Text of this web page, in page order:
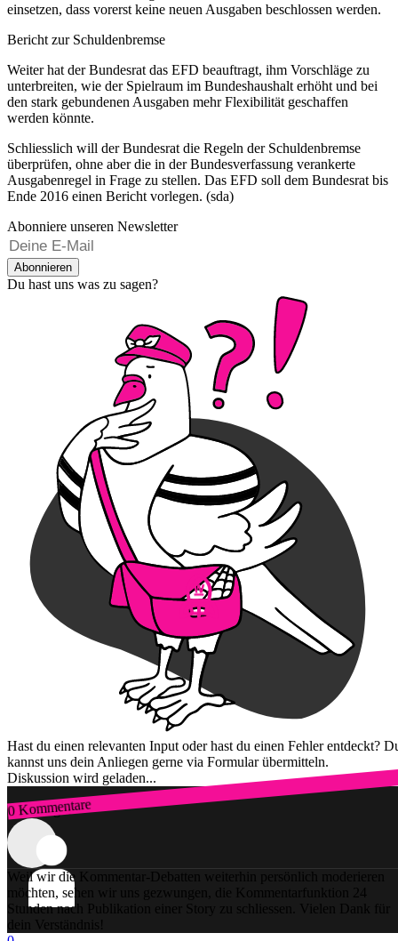
einsetzen, dass vorerst keine neuen Ausgaben beschlossen werden.
Bericht zur Schuldenbremse
Weiter hat der Bundesrat das EFD beauftragt, ihm Vorschläge zu
unterbreiten, wie der Spielraum im Bundeshaushalt erhöht und bei
den stark gebundenen Ausgaben mehr Flexibilität geschaffen
werden könnte.
Schliesslich will der Bundesrat die Regeln der Schuldenbremse
überprüfen, ohne aber die in der Bundesverfassung verankerte
Ausgabenregel in Frage zu stellen. Das EFD soll dem Bundesrat bis
Ende 2016 einen Bericht vorlegen. (sda)
Abonniere unseren Newsletter
Abonnieren
Du hast uns was zu sagen?
Hast du einen relevanten Input oder hast du einen Fehler entdeckt?
kannst uns dein Anliegen gerne via Formular übermitteln.
Diskussion wird geladen...
0 Kommentare
Zum Login
Weil wir die Kommentar-Debatten weiterhin persönlich moderieren
möchten, sehen wir uns gezwungen, die Kommentarfunktion 24
Stunden nach Publikation einer Story zu schliessen. Vielen Dank für
dein Verständnis!